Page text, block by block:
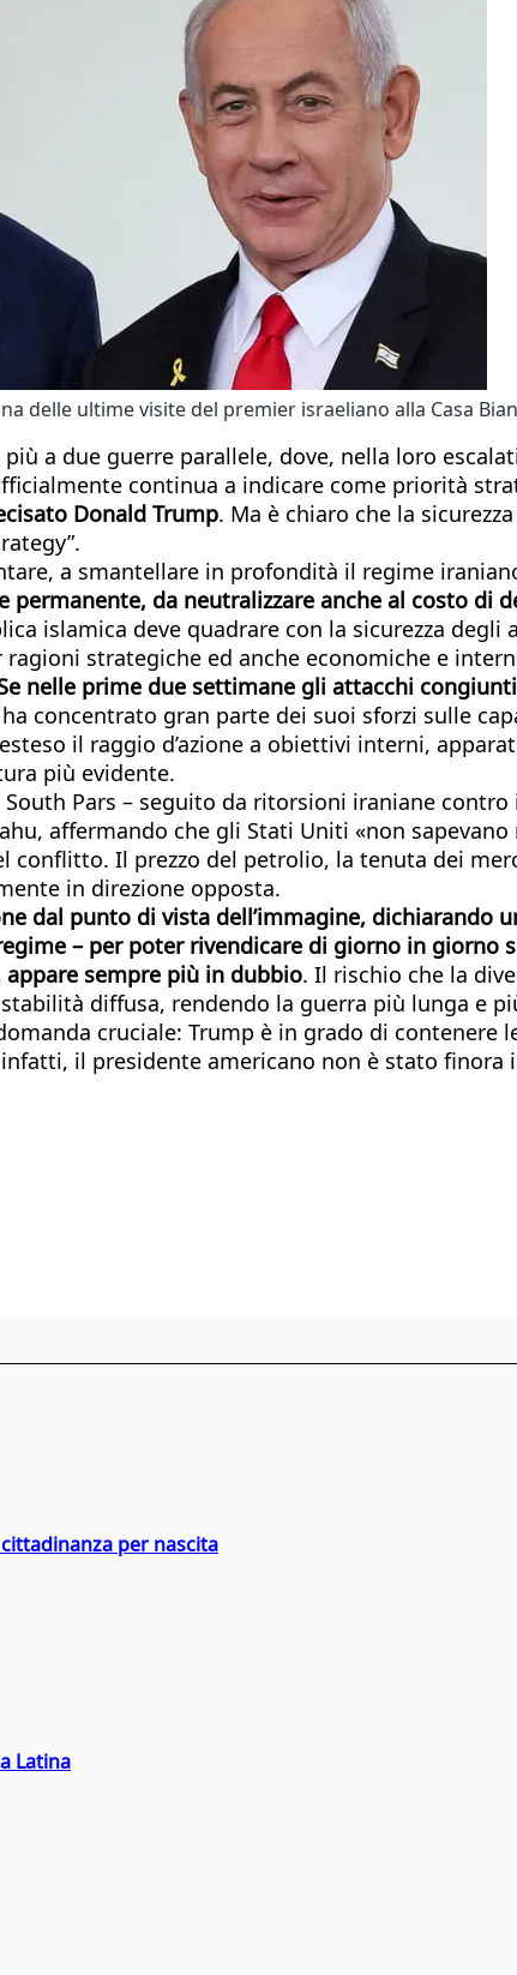
delle ultime visite del premier israeliano alla Casa
a due guerre parallele, dove, nella loro
continua a indicare come priorità
Donald Trump. Ma è chiaro che la
a smantellare in profondità il regime
permanente, da neutralizzare anche al costo di
islamica deve quadrare con la sicurezza
strategiche ed anche economiche e
nelle prime due settimane gli attacchi
concentrato gran parte dei suoi sforzi sulle
il raggio d’azione a obiettivi interni,
più evidente.
Pars – seguito da ritorsioni iraniane
affermando che gli Stati Uniti «non
conflitto. Il prezzo del petrolio, la tenuta dei
in direzione opposta.
dal punto di vista dell’immagine,
– per poter rivendicare di giorno in giorno
sempre più in dubbio. Il rischio che la
diffusa, rendendo la guerra più lunga e
cruciale: Trump è in grado di contenere
il presidente americano non è stato finora
per nascita
Latina